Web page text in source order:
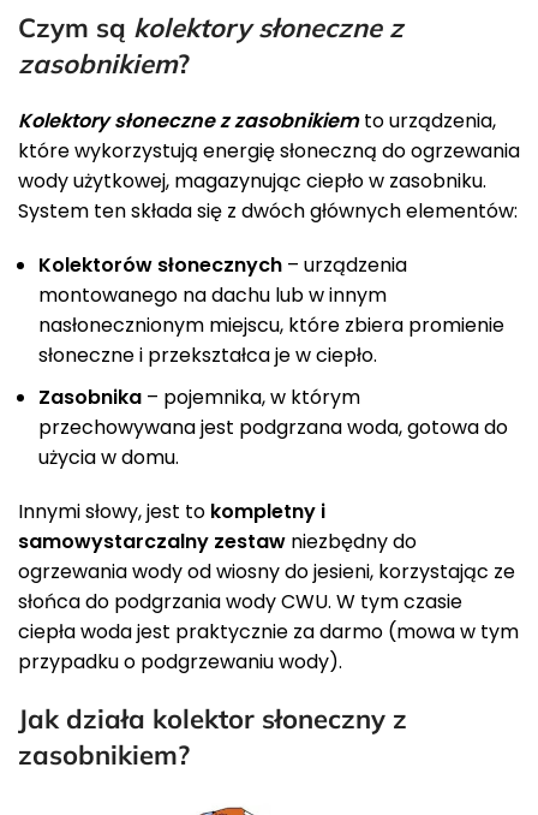
Czym są kolektory słoneczne z
zasobnikiem?
Kolektory słoneczne z zasobnikiemto urządzenia,
które wykorzystują energię słoneczną do ogrzewania
wody użytkowej, magazynując ciepło w zasobniku.
System ten składa się z dwóch głównych elementów:
Kolektorów słonecznych – urządzenia
montowanego na dachu lub w innym
nasłonecznionym miejscu, które zbiera promienie
słoneczne i przekształca je w ciepło.
Zasobnika – pojemnika, w którym
przechowywana jest podgrzana woda, gotowa do
użycia w domu.
Innymi słowy, jest to kompletny i
samowystarczalny zestaw niezbędny do
ogrzewania wody od wiosny do jesieni, korzystając ze
słońca do podgrzania wody CWU. W tym czasie
ciepła woda jest praktycznie za darmo (mowa w tym
przypadku o podgrzewaniu wody).
Jak działa kolektor słoneczny z
zasobnikiem?